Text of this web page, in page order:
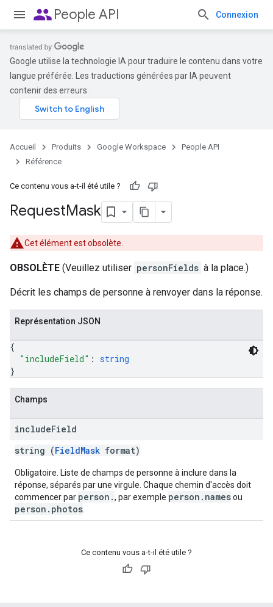
peoplePeople API Connexion
Google utilise la technologie IA pour traduire le contenu dans votre
langue préférée. Les traductions générées par IA peuvent
contenir des erreurs.
Accueil Produits Google Workspace
People API
Référence
Ce contenu vous a-t-il été utile ?
RequestMask
Cet élément est obsolète.
OBSOLÈTE (Veuillez utiliser personFields à la place.)
Décrit les champs de personne à renvoyer dans la réponse.
Représentation JSON
{
"includeField" : string
}
Champs
includeField
string (FieldMask format)
Obligatoire. Liste de champs de personne à inclure dans la
réponse, séparés par une virgule. Chaque chemin d'accès doit
commencer par person., par exemple person.namesou
person.photos
Ce contenu vous a-t-il été utile ?